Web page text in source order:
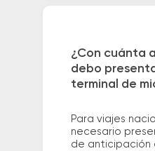
¿Con cuánta
debo
terminal de
Para viajes
necesario
de anticipación